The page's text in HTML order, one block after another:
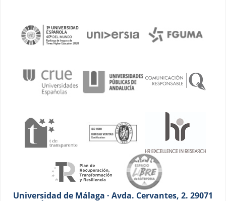
Universidad de Málaga · Avda. Cervantes, 2. 29071